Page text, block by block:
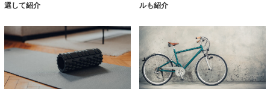
選して紹介
ルも紹介